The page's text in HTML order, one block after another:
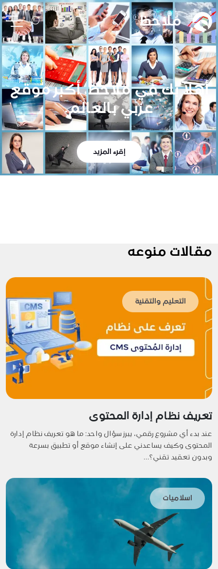
أهلاً بك في ملاحظ، أكبر موقع
عربي بالعالم.
إقرء المزيد
مقالات منوعه
التعليم والتقنية
تعريف نظام إدارة المحتوى
عند بدء أي مشروع رقمي، يبرز سؤال واحد: ما هو تعريف نظام إدارة
المحتوى وكيف يساعدني على إنشاء موقع أو تطبيق بسرعة
وبدون تعقيد تقني؟...
اسلاميات